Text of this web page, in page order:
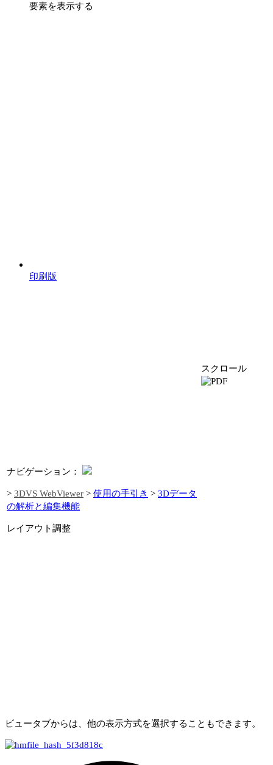
要素を表示する
印刷版
ナビゲーション：
> 3DVS WebViewer > 使用の手引き > 3Dデータ
の解析と編集機能
レイアウト調整
スクロール
ビュータブからは、他の表示方式を選択することもできます。